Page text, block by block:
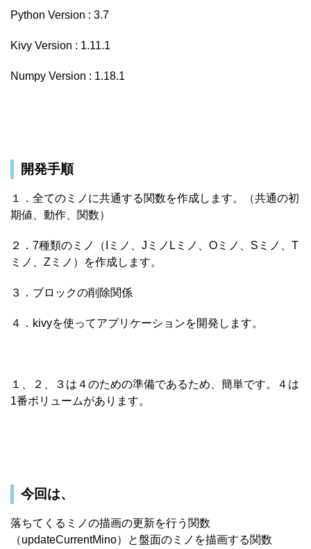
Python Version : 3.7
Kivy Version : 1.11.1
Numpy Version : 1.18.1
開発手順
１．全てのミノに共通する関数を作成します。（共通の初
期値、動作、関数）
２．7種類のミノ（Iミノ、JミノLミノ、Oミノ、Sミノ、T
ミノ、Zミノ）を作成します。
３．ブロックの削除関係
４．kivyを使ってアプリケーションを開発します。
１、２、３は４のための準備であるため、簡単です。４は
1番ボリュームがあります。
今回は、
落ちてくるミノの描画の更新を行う関数
（updateCurrentMino）と盤面のミノを描画する関数